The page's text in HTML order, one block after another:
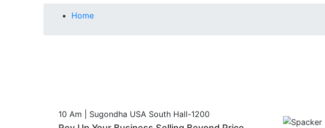
Home
10 Am | Sugondha USA South Hall-1200